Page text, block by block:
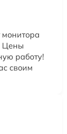
Цены
работу!
своим